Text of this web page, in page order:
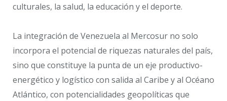
culturales, la salud, la educación y el deporte.
La integración de Venezuela al Mercosur no solo
incorpora el potencial de riquezas naturales del país,
sino que constituye la punta de un eje productivo-
energético y logístico con salida al Caribe y al Océano
Atlántico, con potencialidades geopolíticas que